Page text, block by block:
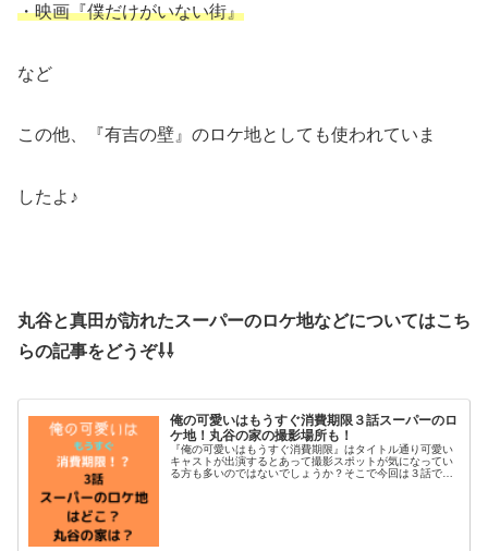
・映画『僕だけがいない街』
など
この他、『有吉の壁』のロケ地としても使われていま
したよ♪
丸谷と真田が訪れたスーパーのロケ地などについてはこち
らの記事をどうぞ⇩⇩
俺の可愛いはもうすぐ消費期限３話スーパーのロ
ケ地！丸谷の家の撮影場所も！
『俺の可愛いはもうすぐ消費期限』はタイトル通り可愛い
キャストが出演するとあって撮影スポットが気になってい
る方も多いのではないでしょうか？そこで今回は３話で丸